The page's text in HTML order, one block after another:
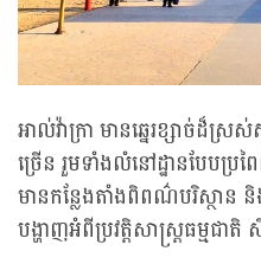
អាល់វ៉ាក្រា មានឆ្នេរខ្សាច់ដ៏ស្រ
ច្រើន រួមទាំងលំនៅដ្ឋានបែបប្រ
មានកន្លែងតាំងពិពណ៌បរិស្ថាន
បង្ហាញអំពីប្រវត្តិសាស្រ្តធម្មជ